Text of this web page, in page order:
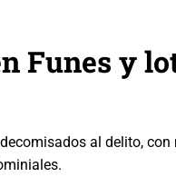
Funes y
al delito, con